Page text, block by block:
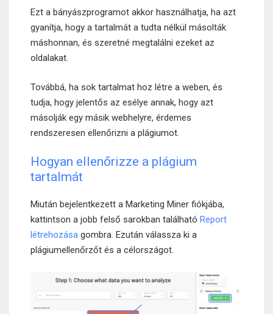
Ezt a bányászprogramot akkor használhatja, ha azt
gyanítja, hogy a tartalmát a tudta nélkül másolták
máshonnan, és szeretné megtalálni ezeket az
oldalakat.
Továbbá, ha sok tartalmat hoz létre a weben, és
tudja, hogy jelentős az esélye annak, hogy azt
másolják egy másik webhelyre, érdemes
rendszeresen ellenőrizni a plágiumot.
Hogyan ellenőrizze a plágium
tartalmát
Miután bejelentkezett a Marketing Miner fiókjába,
kattintson a jobb felső sarokban található Report
létrehozása gombra. Ezután válassza ki a
plágiumellenőrzőt és a célországot.